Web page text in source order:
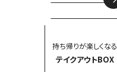
持ち帰りが楽しくなる
テイクアウトBOX